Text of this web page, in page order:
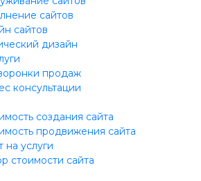
сайтов
сайтов
дизайн
продаж
консультации
создания сайта
продвижения сайта
на услуги
стоимости сайта